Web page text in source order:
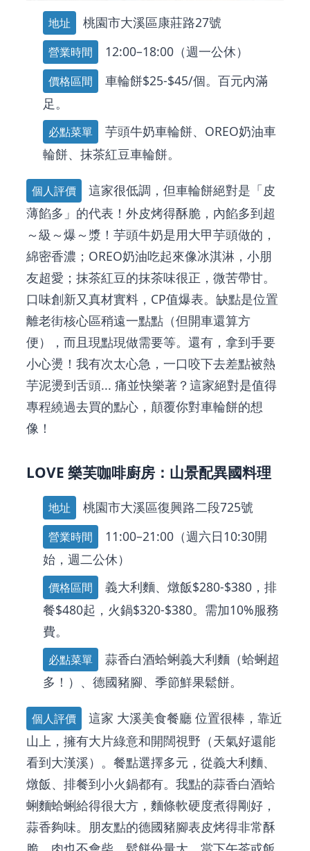
地址 桃園市大溪區康莊路27號
營業時間 12:00–18:00（週一公休）
價格區間
車輪餅$25-$45/個。百元內滿
足。
必點菜單
芋頭牛奶車輪餅、OREO奶油車
輪餅、抹茶紅豆車輪餅。
個人評價
這家很低調，但車輪餅絕對是「皮
薄餡多」的代表！外皮烤得酥脆，內餡多到超
～級～爆～漿！芋頭牛奶是用大甲芋頭做的，
綿密香濃；OREO奶油吃起來像冰淇淋，小朋
友超愛；抹茶紅豆的抹茶味很正，微苦帶甘。
口味創新又真材實料，CP值爆表。缺點是位置
離老街核心區稍遠一點點（但開車還算方
便），而且現點現做需要等。還有，拿到手要
小心燙！我有次太心急，一口咬下去差點被熱
芋泥燙到舌頭... 痛並快樂著？這家絕對是值得
專程繞過去買的點心，顛覆你對車輪餅的想
像！
LOVE 樂芙咖啡廚房：山景配異國料理
地址 桃園市大溪區復興路二段725號
營業時間
11:00–21:00（週六日10:30開
始，週二公休）
價格區間
義大利麵、燉飯$280-$380，排
餐$480起，火鍋$320-$380。需加10%服務
費。
必點菜單
蒜香白酒蛤蜊義大利麵（蛤蜊超
多！）、德國豬腳、季節鮮果鬆餅。
個人評價 這家 大溪美食餐廳 位置很棒，靠近
山上，擁有大片綠意和開闊視野（天氣好還能
看到大漢溪）。餐點選擇多元，從義大利麵、
燉飯、排餐到小火鍋都有。我點的蒜香白酒蛤
蜊麵蛤蜊給得很大方，麵條軟硬度煮得剛好，
蒜香夠味。朋友點的德國豬腳表皮烤得非常酥